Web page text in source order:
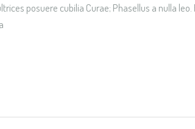
posuere cubilia Curae; Phasellus a nulla